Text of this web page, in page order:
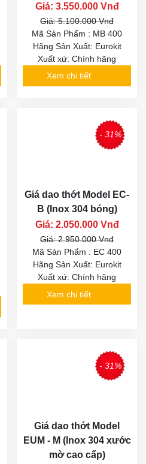
Giá: 3.550.000 Vnđ
Giá: 5.100.000 Vnđ
Mã Sản Phẩm : MB 400
Hãng Sản Xuất: Eurokit
Xuất xứ: Chính hãng
Xem chi tiết
- 31%
Giá dao thớt Model EC-
B (Inox 304 bóng)
Giá: 2.050.000 Vnđ
Giá: 2.950.000 Vnđ
Mã Sản Phẩm : EC 400
Hãng Sản Xuất: Eurokit
Xuất xứ: Chính hãng
Xem chi tiết
- 31%
Giá dao thớt Model
EUM - M (Inox 304 xước
mờ cao cấp)